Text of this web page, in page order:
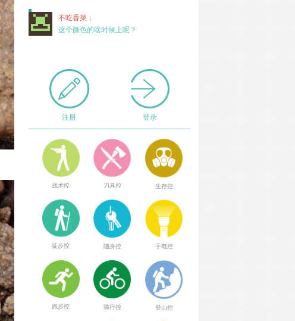
不吃香菜：
这个颜色的啥时候上呢？
注册 登录
战术控 刀具控 生存控
徒步控 随身控 手电控
跑步控 骑行控 登山控